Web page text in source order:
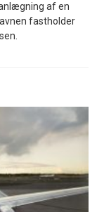
af en
fastholder